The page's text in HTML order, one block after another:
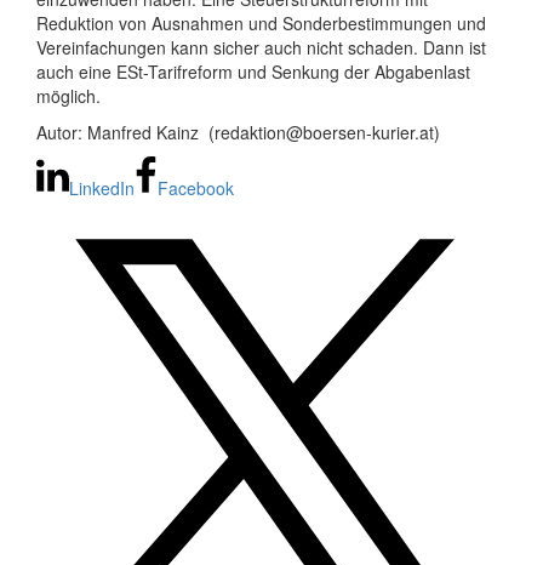
Reduktion von Ausnahmen und Sonderbestimmungen und
Vereinfachungen kann sicher auch nicht schaden. Dann ist
auch eine ESt-Tarifreform und Senkung der Abgabenlast
möglich.
Autor: Manfred Kainz (redaktion@boersen-kurier.at)
LinkedIn Facebook